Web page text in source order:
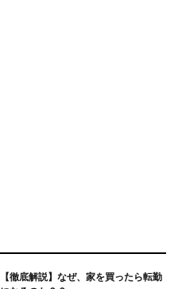
【徹底解説】なぜ、家を買ったら転勤